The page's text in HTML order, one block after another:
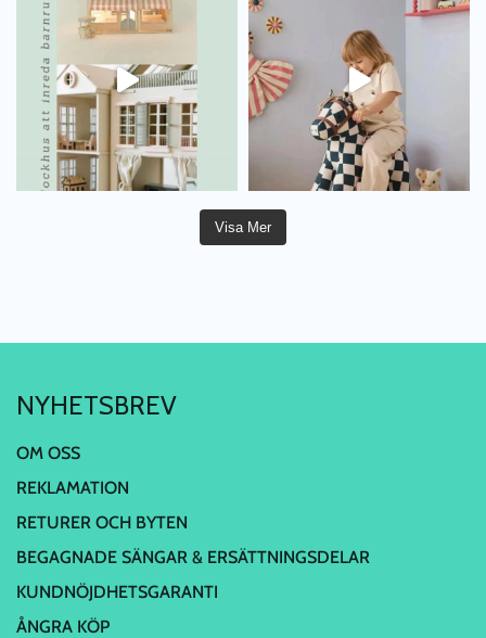
Visa Mer
NYHETSBREV
OM OSS
REKLAMATION
RETURER OCH BYTEN
BEGAGNADE SÄNGAR & ERSÄTTNINGSDELAR
KUNDNÖJDHETSGARANTI
ÅNGRA KÖP